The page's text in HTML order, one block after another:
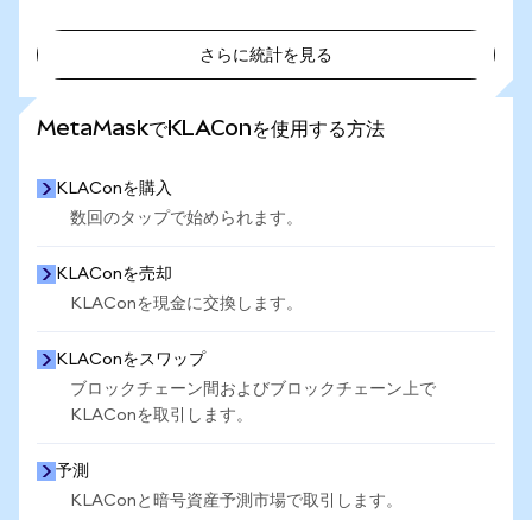
さらに統計を見る
MetaMaskでKLAConを使用する方法
KLAConを購入
数回のタップで始められます。
KLAConを売却
KLAConを現金に交換します。
KLAConをスワップ
ブロックチェーン間およびブロックチェーン上で
KLAConを取引します。
予測
KLAConと暗号資産予測市場で取引します。